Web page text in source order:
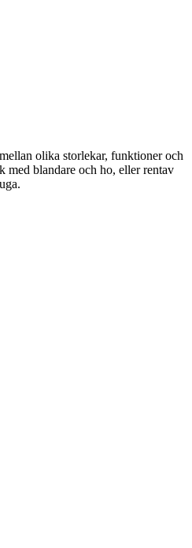
olika storlekar, funktioner och
med blandare och ho, eller rentav